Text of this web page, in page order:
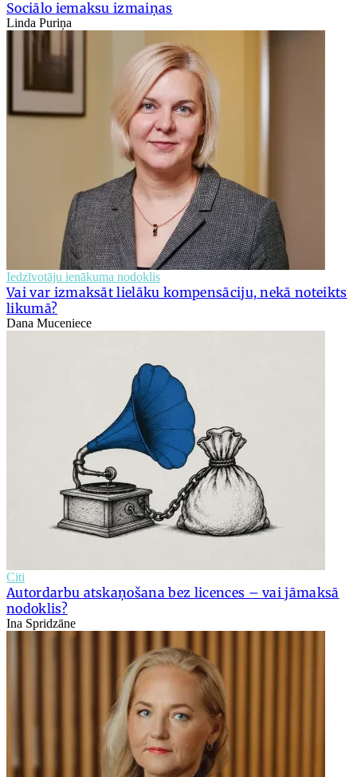
Sociālo iemaksu izmaiņas
Linda Puriņa
Iedzīvotāju ienākuma nodoklis
Vai var izmaksāt lielāku kompensāciju, nekā noteikts
likumā?
Dana Muceniece
Citi
Autordarbu atskaņošana bez licences – vai jāmaksā
nodoklis?
Ina Spridzāne